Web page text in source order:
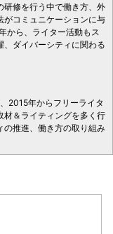
研修を行う中で働き方、外
がコミュニケーションに与
から、ライター活動もス
、ダイバーシティに関わる
2015年からフリーライタ
材＆ライティングを多く行
の推進、働き方の取り組み